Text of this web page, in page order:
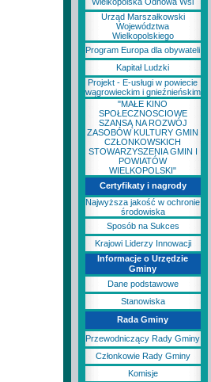
Urząd Marszałkowski
Województwa
Wielkopolskiego
Program Europa dla obywateli
Kapitał Ludzki
Projekt - E-usługi w powiecie
wągrowieckim i gnieźnieńskim
"MAŁE KINO
SPOŁECZNOSCIOWE
SZANSĄ NA ROZWÓJ
ZASOBÓW KULTURY GMIN
CZŁONKOWSKICH
STOWARZYSZENIA GMIN I
POWIATÓW
WIELKOPOLSKI"
Certyfikaty i nagrody
Najwyższa jakość w ochronie
środowiska
Sposób na Sukces
Krajowi Liderzy Innowacji
Informacje o Urzędzie
Gminy
Dane podstawowe
Stanowiska
Rada Gminy
Przewodniczący Rady Gminy
Członkowie Rady Gminy
Komisje